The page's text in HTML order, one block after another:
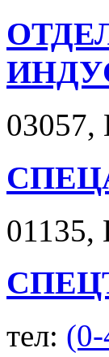
03057,
01135,
тел: